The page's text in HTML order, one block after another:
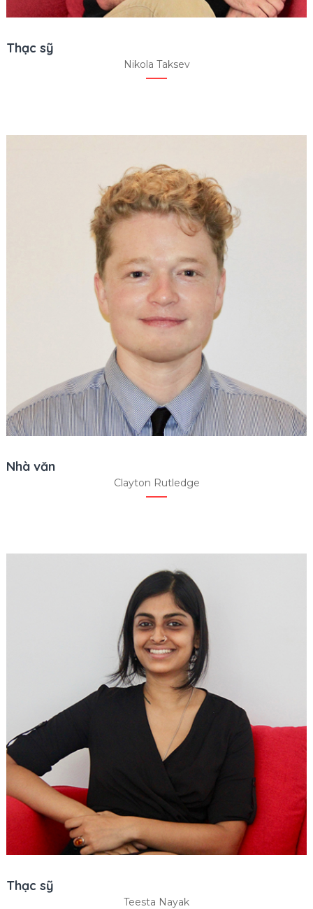
Thạc sỹ
Nikola Taksev
Nhà văn
Clayton Rutledge
Thạc sỹ
Teesta Nayak